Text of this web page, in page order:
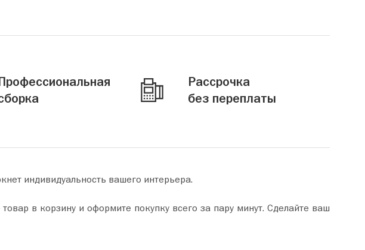
Рассрочка
без переплаты
индивидуальность вашего интерьера.